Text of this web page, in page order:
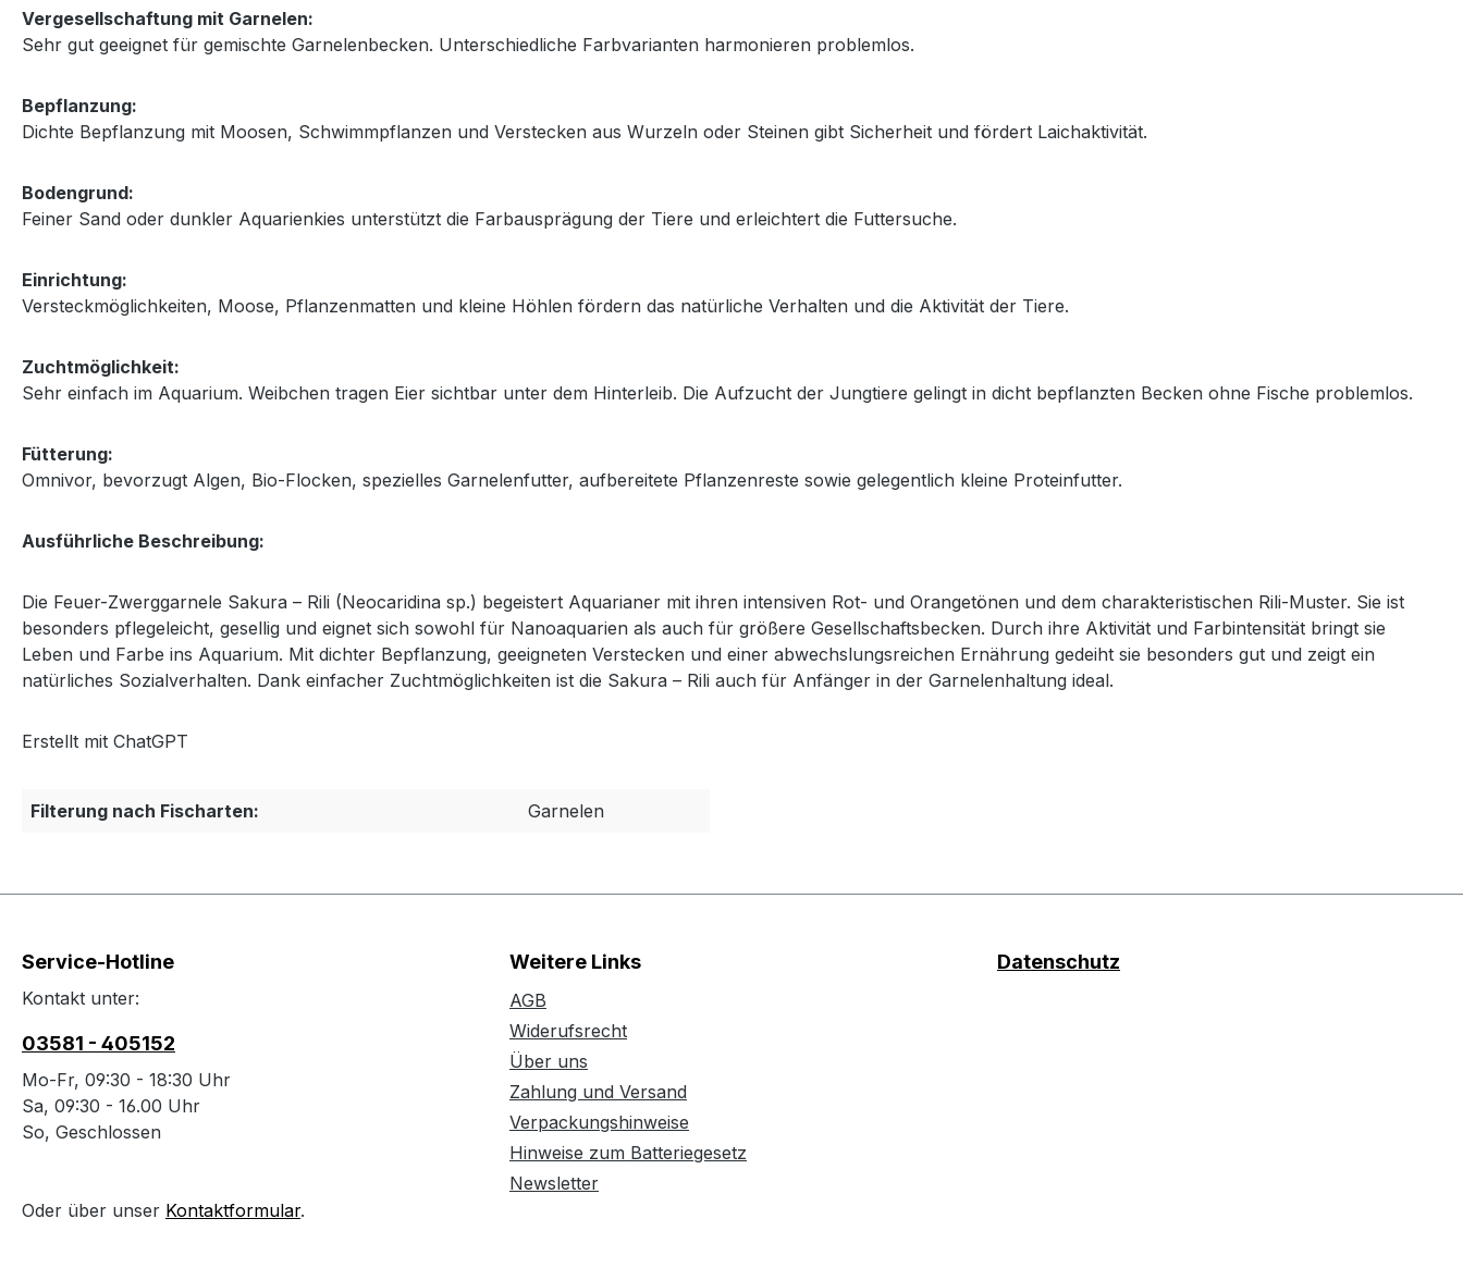
Vergesellschaftung mit Garnelen:
Sehr gut geeignet für gemischte Garnelenbecken. Unterschiedliche Farbvarianten harmonieren problemlos.
Bepflanzung:
Dichte Bepflanzung mit Moosen, Schwimmpflanzen und Verstecken aus Wurzeln oder Steinen gibt Sicherheit und fördert Laichaktivität.
Bodengrund:
Feiner Sand oder dunkler Aquarienkies unterstützt die Farbausprägung der Tiere und erleichtert die Futtersuche.
Einrichtung:
Versteckmöglichkeiten, Moose, Pflanzenmatten und kleine Höhlen fördern das natürliche Verhalten und die Aktivität der Tiere.
Zuchtmöglichkeit:
Sehr einfach im Aquarium. Weibchen tragen Eier sichtbar unter dem Hinterleib. Die Aufzucht der Jungtiere gelingt in dicht bepflanzten Becken ohne Fische problemlos.
Fütterung:
Omnivor, bevorzugt Algen, Bio-Flocken, spezielles Garnelenfutter, aufbereitete Pflanzenreste sowie gelegentlich kleine Proteinfutter.
Ausführliche Beschreibung:
Die Feuer-Zwerggarnele Sakura – Rili (Neocaridina sp.) begeistert Aquarianer mit ihren intensiven Rot- und Orangetönen und dem charakteristischen Rili-Muster. Sie ist
besonders pflegeleicht, gesellig und eignet sich sowohl für Nanoaquarien als auch für größere Gesellschaftsbecken. Durch ihre Aktivität und Farbintensität bringt sie
Leben und Farbe ins Aquarium. Mit dichter Bepflanzung, geeigneten Verstecken und einer abwechslungsreichen Ernährung gedeiht sie besonders gut und zeigt ein
natürliches Sozialverhalten. Dank einfacher Zuchtmöglichkeiten ist die Sakura – Rili auch für Anfänger in der Garnelenhaltung ideal.
Erstellt mit ChatGPT
Filterung nach Fischarten: Garnelen
Service-Hotline
Kontakt unter:
03581 - 405152
Mo-Fr, 09:30 - 18:30 Uhr
Sa, 09:30 - 16.00 Uhr
So, Geschlossen
Oder über unser Kontaktformular.
Weitere Links
AGB
Widerufsrecht
Über uns
Zahlung und Versand
Verpackungshinweise
Hinweise zum Batteriegesetz
Newsletter
Datenschutz